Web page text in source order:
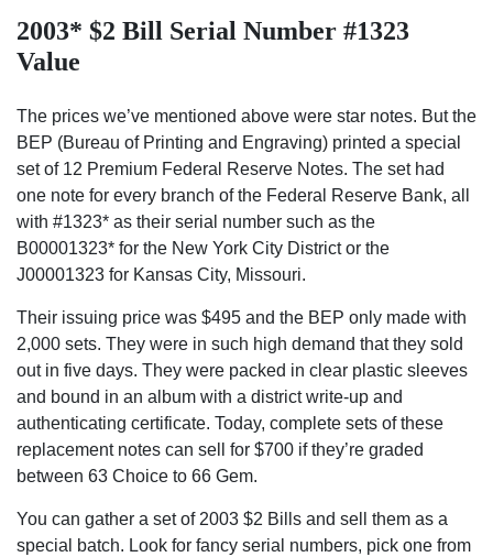
2003* $2 Bill Serial Number #1323
Value
The prices we’ve mentioned above were star notes. But the
BEP (Bureau of Printing and Engraving) printed a special
set of 12 Premium Federal Reserve Notes. The set had
one note for every branch of the Federal Reserve Bank, all
with #1323* as their serial number such as the
B00001323* for the New York City District or the
J00001323 for Kansas City, Missouri.
Their issuing price was $495 and the BEP only made with
2,000 sets. They were in such high demand that they sold
out in five days. They were packed in clear plastic sleeves
and bound in an album with a district write-up and
authenticating certificate. Today, complete sets of these
replacement notes can sell for $700 if they’re graded
between 63 Choice to 66 Gem.
You can gather a set of 2003 $2 Bills and sell them as a
special batch. Look for fancy serial numbers, pick one from